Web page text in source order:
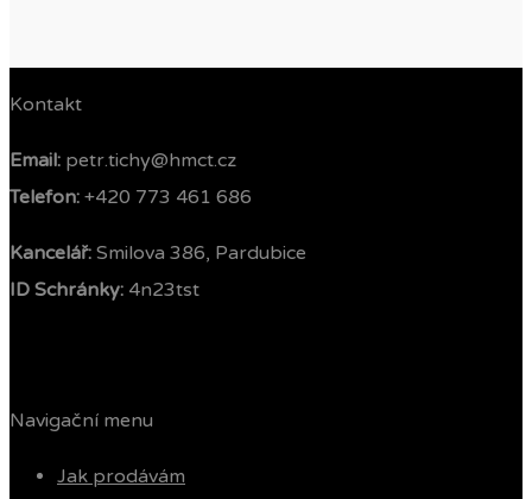
Kontakt
Email: petr.tichy@hmct.cz
Telefon: ‭ +420 773 461 686‬
Kancelář: Smilova 386, Pardubice
ID Schránky: 4n23tst
Navigační menu
Jak prodávám